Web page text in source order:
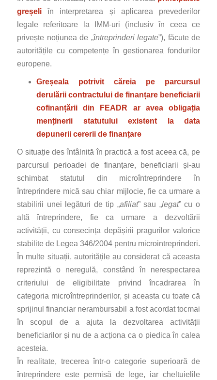
greșeli în interpretarea și aplicarea prevederilor
legale referitoare la IMM-uri (inclusiv în ceea ce
privește noțiunea de „întreprinderi legate”), făcute de
autoritățile cu competențe în gestionarea fondurilor
europene.
Greșeala potrivit căreia pe parcursul
derulării contractului de finanțare beneficiarii
cofinanțării din FEADR ar avea obligația
menținerii statutului existent la data
depunerii cererii de finanțare
O situație des întâlnită în practică a fost aceea că, pe
parcursul perioadei de finanțare, beneficiarii și-au
schimbat statutul din microîntreprindere în
întreprindere mică sau chiar mijlocie, fie ca urmare a
stabilirii unei legături de tip „afiliat” sau „legat” cu o
altă întreprindere, fie ca urmare a dezvoltării
activității, cu consecința depășirii pragurilor valorice
stabilite de Legea 346/2004 pentru microintreprinderi.
În multe situații, autoritățile au considerat că aceasta
reprezintă o neregulă, constând în nerespectarea
criteriului de eligibilitate privind încadrarea în
categoria microîntreprinderilor, și aceasta cu toate că
sprijinul financiar nerambursabil a fost acordat tocmai
în scopul de a ajuta la dezvoltarea activității
beneficiarilor și nu de a acționa ca o piedica în calea
acesteia.
În realitate, trecerea într-o categorie superioară de
întreprindere este permisă de lege, iar cheltuielile